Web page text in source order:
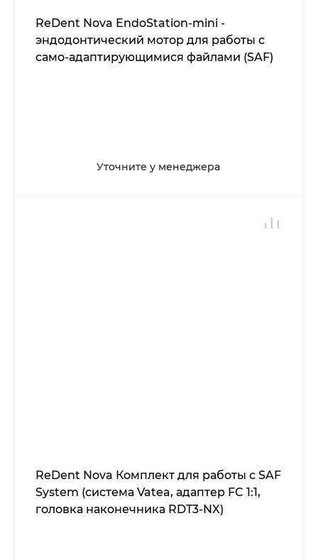
ReDent Nova EndoStation-mini -
эндодонтический мотор для работы с
само-адаптирующимися файлами (SAF)
Уточните у менеджера
ReDent Nova Комплект для работы с SAF
System (система Vatea, адаптер FC 1:1,
головка наконечника RDT3-NX)